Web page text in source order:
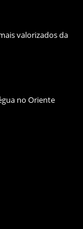
valorizados da
no Oriente